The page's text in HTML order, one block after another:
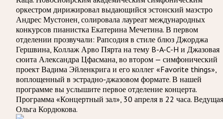
оркестром дирижировал выдающийся эстонский маэстро
Андрес Мустонен, солировала лауреат международных
конкурсов пианистка Екатерина Мечетина. В первом
отделении прозвучали: Рапсодия в стиле блюз Джорджа
Гершвина, Коллаж Арво Пярта на тему B-A-C-H и Джазовая
сюита Александра Цфасмана, во втором — симфонический
проект Вадима Эйленкрига и его коллег «Favorite things»,
воплощенный в эстрадно-джазовом формате. В нашей
программе вы услышите первое отделение концерта.
Программа «Концертный зал», 30 апреля в 22 часа. Ведущая
Ольга Кордюкова.